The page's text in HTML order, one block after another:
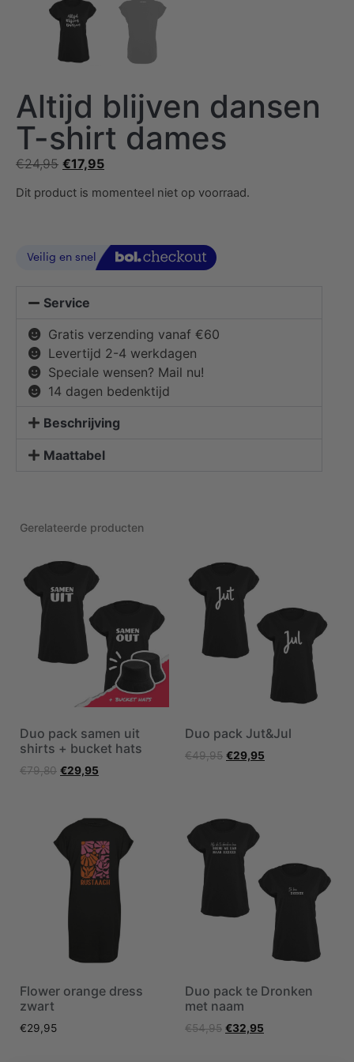
Altijd blijven dansen
T-shirt dames
€24,95 €17,95
Dit product is momenteel niet op voorraad.
Service
Gratis verzending vanaf €60
Levertijd 2-4 werkdagen
Speciale wensen? Mail nu!
14 dagen bedenktijd
Beschrijving
Maattabel
Gerelateerde producten
Duo pack samen uit
shirts + bucket hats
€79,80 €29,95
Duo pack Jut&Jul
€49,95 €29,95
Flower orange dress
zwart
€29,95
Duo pack te Dronken
met naam
€54,95 €32,95